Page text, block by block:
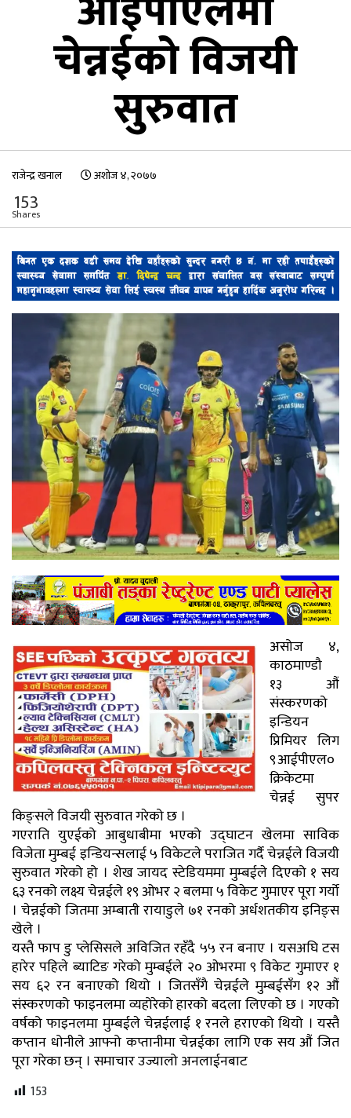
चेन्नईको विजयी
सुरुवात
राजेन्द्र खनाल अशोज ४, २०७७
153
Shares
असोज ४,
काठमाण्डौ
१३ औं
संस्करणको
इन्डियन
प्रिमियर लिग
९आईपीएल०
क्रिकेटमा
चेन्नई सुपर
किङ्सले विजयी सुरुवात गरेको छ ।
गएराति युएईको आबुधाबीमा भएको उद्घाटन खेलमा साविक
विजेता मुम्बई इन्डियन्सलाई ५ विकेटले पराजित गर्दै चेन्नईले विजयी
सुरुवात गरेको हो । शेख जायद स्टेडियममा मुम्बईले दिएको १ सय
६३ रनको लक्ष्य चेन्नईले १९ ओभर २ बलमा ५ विकेट गुमाएर पूरा गर्यो
। चेन्नईको जितमा अम्बाती रायाडुले ७१ रनको अर्धशतकीय इनिङ्स
खेले ।
यस्तै फाप डु प्लेसिसले अविजित रहँदै ५५ रन बनाए । यसअघि टस
हारेर पहिले ब्याटिङ गरेको मुम्बईले २० ओभरमा ९ विकेट गुमाएर १
सय ६२ रन बनाएको थियो । जितसँगै चेन्नईले मुम्बईसँग १२ औं
संस्करणको फाइनलमा व्यहोरेको हारको बदला लिएको छ । गएको
वर्षको फाइनलमा मुम्बईले चेन्नईलाई १ रनले हराएको थियो । यस्तै
कप्तान धोनीले आफ्नो कप्तानीमा चेन्नईका लागि एक सय औं जित
पूरा गरेका छन् । समाचार उज्यालो अनलाईनबाट
153